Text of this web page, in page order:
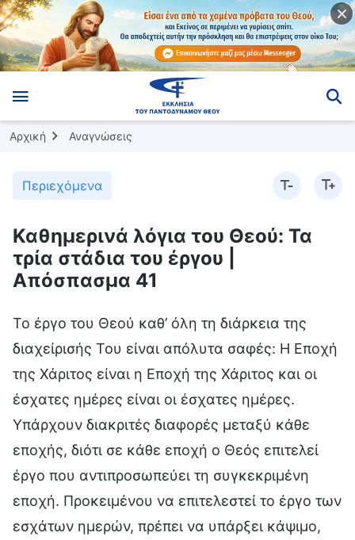
Αρχική Αναγνώσεις
Περιεχόμενα
Καθημερινά λόγια του Θεού: Τα
τρία στάδια του έργου |
Απόσπασμα 41
Το έργο του Θεού καθ’ όλη τη διάρκεια της
διαχείρισής Του είναι απόλυτα σαφές: Η Εποχή
της Χάριτος είναι η Εποχή της Χάριτος και οι
έσχατες ημέρες είναι οι έσχατες ημέρες.
Υπάρχουν διακριτές διαφορές μεταξύ κάθε
εποχής, διότι σε κάθε εποχή ο Θεός επιτελεί
έργο που αντιπροσωπεύει τη συγκεκριμένη
εποχή. Προκειμένου να επιτελεστεί το έργο των
εσχάτων ημερών, πρέπει να υπάρξει κάψιμο,